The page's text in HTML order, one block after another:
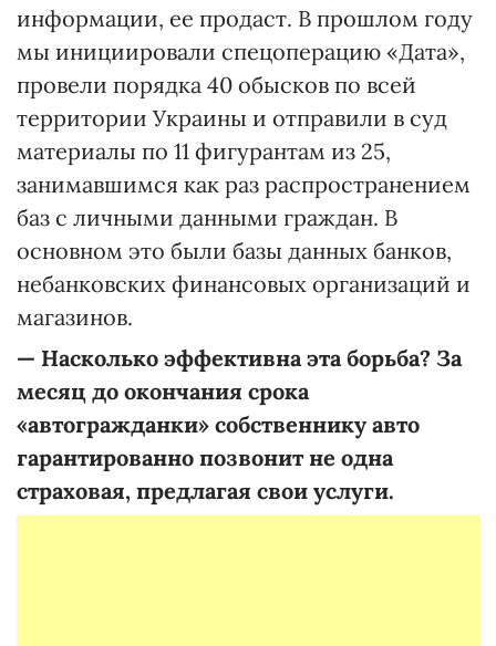
информации, ее продаст. В прошлом году
мы инициировали спецоперацию «Дата»,
провели порядка 40 обысков по всей
территории Украины и отправили в суд
материалы по 11 фигурантам из 25,
занимавшимся как раз распространением
баз с личными данными граждан. В
основном это были базы данных банков,
небанковских финансовых организаций и
магазинов.
— Насколько эффективна эта борьба? За
месяц до окончания срока
«автогражданки» собственнику авто
гарантированно позвонит не одна
страховая, предлагая свои услуги.